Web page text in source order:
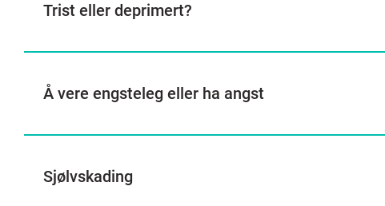
Trist eller deprimert?
Å vere engsteleg eller ha angst
Sjølvskading